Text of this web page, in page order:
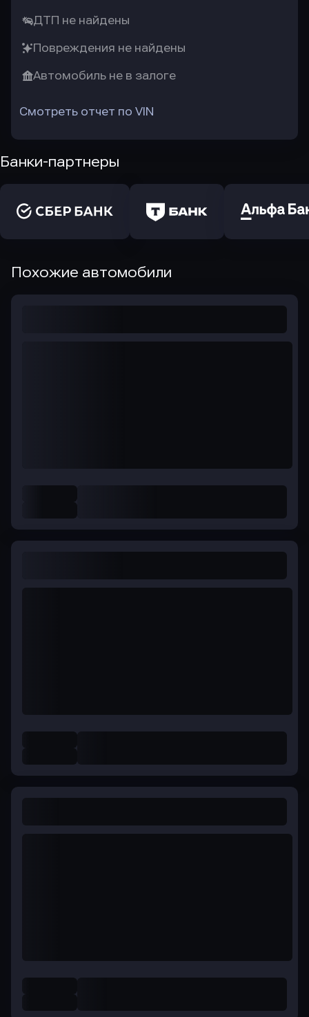
ДТП не найдены
Повреждения не найдены
Автомобиль не в залоге
Смотреть отчет по VIN
Банки-партнеры
Похожие автомобили